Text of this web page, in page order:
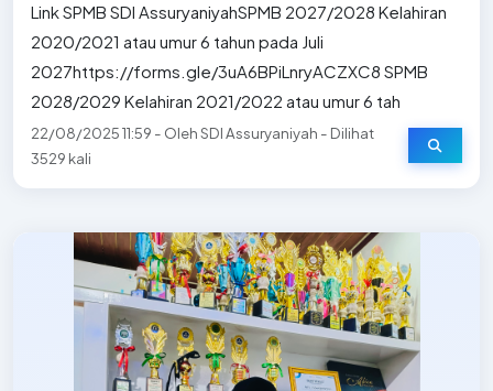
Link SPMB SDI AssuryaniyahSPMB 2027/2028 Kelahiran
2020/2021 atau umur 6 tahun pada Juli
2027https://forms.gle/3uA6BPiLnryACZXC8 SPMB
2028/2029 Kelahiran 2021/2022 atau umur 6 tah
22/08/2025 11:59 - Oleh SDI Assuryaniyah - Dilihat
3529 kali